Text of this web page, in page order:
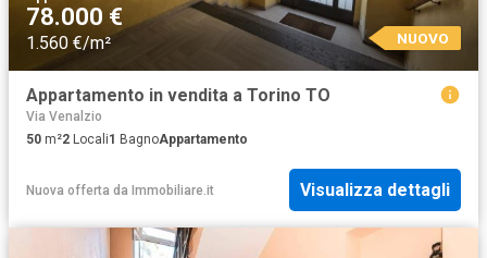
78.000 €
1.560 €/m² NUOVO
Appartamento in vendita a Torino TO
Via Venalzio
50 m²2 Locali1 BagnoAppartamento
Nuova offerta da Immobiliare.it Visualizza dettagli